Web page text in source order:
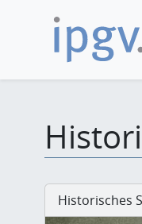
Historisches